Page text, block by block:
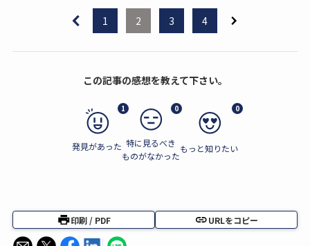
1 2 3 4
この記事の感想を教えて下さい。
1
発見があった
0
特に見るべき
ものがなかった
0
もっと知りたい
印刷 / PDF URLをコピー